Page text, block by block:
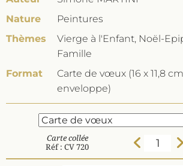
Nature
Peintures
Thèmes
Vierge à l'Enfant, Noël-
Famille
Format
Carte de vœux (16 x 11,8
enveloppe)
Carte collée
Réf : CV 720